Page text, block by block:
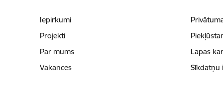
Iepirkumi
Projekti
Par mums
Vakances
Lapas
Sīkdatņu